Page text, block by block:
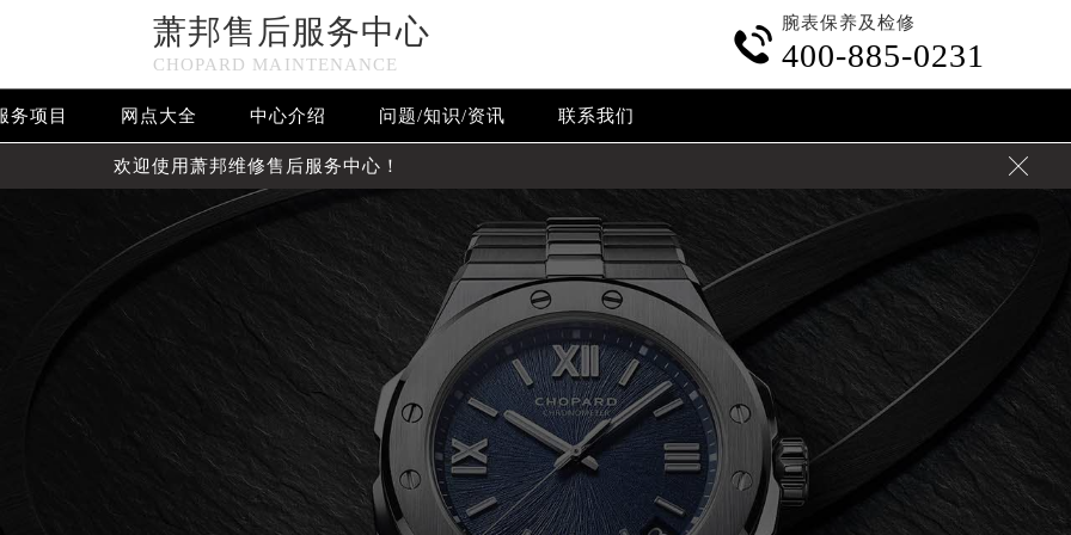
萧邦售后服务中心
CHOPARD MAINTENANCE

腕表保养及检修
400-885-0231
务项目 网点大全 中心介绍 问题/知识/资讯 联系我们
欢迎使用萧邦维修售后服务中心！ 